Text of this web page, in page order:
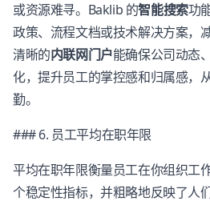
或资源难寻。Baklib 的智能搜索功
政策、流程文档或技术解决方案，
清晰的内联网门户能确保公司动态
化，提升员工的掌控感和归属感，
勤。
### 6. 员工平均在职年限
平均在职年限衡量员工在你组织工
个稳定性指标，并粗略地反映了人